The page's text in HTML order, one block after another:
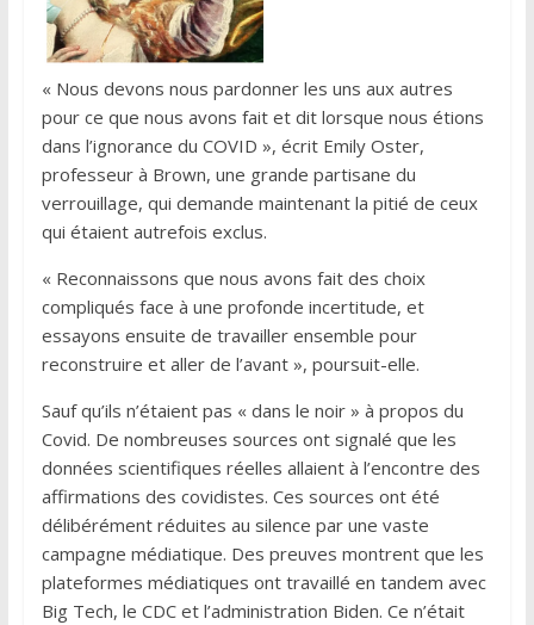
« Nous devons nous pardonner les uns aux autres
pour ce que nous avons fait et dit lorsque nous étions
dans l’ignorance du COVID », écrit Emily Oster,
professeur à Brown, une grande partisane du
verrouillage, qui demande maintenant la pitié de ceux
qui étaient autrefois exclus.
« Reconnaissons que nous avons fait des choix
compliqués face à une profonde incertitude, et
essayons ensuite de travailler ensemble pour
reconstruire et aller de l’avant », poursuit-elle.
Sauf qu’ils n’étaient pas « dans le noir » à propos du
Covid. De nombreuses sources ont signalé que les
données scientifiques réelles allaient à l’encontre des
affirmations des covidistes. Ces sources ont été
délibérément réduites au silence par une vaste
campagne médiatique. Des preuves montrent que les
plateformes médiatiques ont travaillé en tandem avec
Big Tech, le CDC et l’administration Biden. Ce n’était